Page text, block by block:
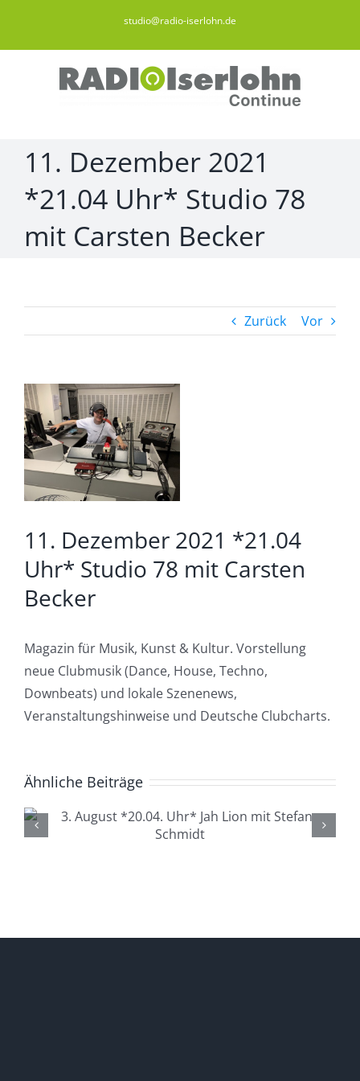
springen
studio@radio-iserlohn.de
11. Dezember 2021
*21.04 Uhr* Studio 78
mit Carsten Becker
Zurück Vor
Zeige
grösseres
Bild
11. Dezember 2021 *21.04
Uhr* Studio 78 mit Carsten
Becker
Magazin für Musik, Kunst & Kultur. Vorstellung
neue Clubmusik (Dance, House, Techno,
Downbeats) und lokale Szenenews,
Veranstaltungshinweise und Deutsche Clubcharts.
Ähnliche Beiträge
4. August *20.04. Uhr*
Lüdenscheid Live mit Ingo